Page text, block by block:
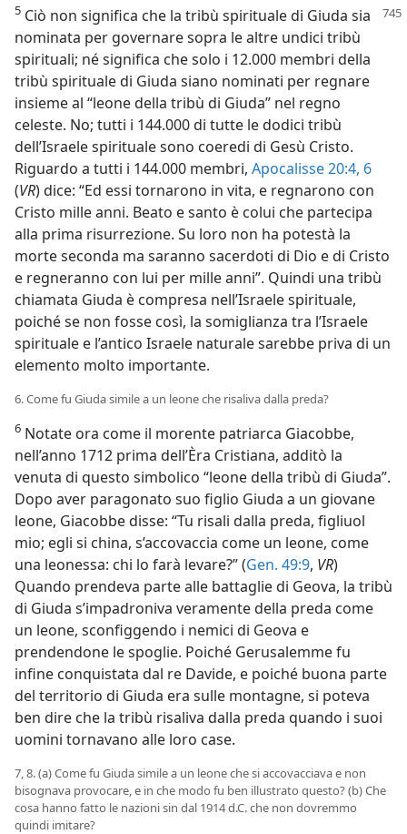
5 Ciò non significa che la tribù spiritualedi Giuda sia
nominata per governare sopra le altre undici tribù
spirituali; né significa che solo i 12.000 membri della
tribù spirituale di Giuda siano nominati per regnare
insieme al “leone della tribù di Giuda” nel regno
celeste. No; tutti i 144.000 di tutte le dodici tribù
dell’Israele spirituale sono coeredi di Gesù Cristo.
Riguardo a tutti i 144.000 membri, Apocalisse 20:4, 6
(VR) dice: “Ed essi tornarono in vita, e regnarono con
Cristo mille anni. Beato e santo è colui che partecipa
alla prima risurrezione. Su loro non ha potestà la
morte seconda ma saranno sacerdoti di Dio e di Cristo
e regneranno con lui per mille anni”. Quindi una tribù
chiamata Giuda è compresa nell’Israele spirituale,
poiché se non fosse così, la somiglianza tra l’Israele
spirituale e l’antico Israele naturale sarebbe priva di un
elemento molto importante.
6. Come fu Giuda simile a un leone che risaliva dalla preda?
6 Notate ora come il morente patriarca Giacobbe,
nell’anno 1712 prima dell’Èra Cristiana, additò la
venuta di questo simbolico “leone della tribù di Giuda”.
Dopo aver paragonato suo figlio Giuda a un giovane
leone, Giacobbe disse: “Tu risali dalla preda, figliuol
mio; egli si china, s’accovaccia come un leone, come
una leonessa: chi lo farà levare?” (Gen. 49:9, VR)
Quando prendeva parte alle battaglie di Geova, la tribù
di Giuda s’impadroniva veramente della preda come
un leone, sconfiggendo i nemici di Geova e
prendendone le spoglie. Poiché Gerusalemme fu
infine conquistata dal re Davide, e poiché buona parte
del territorio di Giuda era sulle montagne, si poteva
ben dire che la tribù risaliva dalla preda quando i suoi
uomini tornavano alle loro case.
7, 8. (a) Come fu Giuda simile a un leone che si accovacciava e non
bisognava provocare, e in che modo fu ben illustrato questo? (b) Che
cosa hanno fatto le nazioni sin dal 1914 d.C. che non dovremmo
quindi imitare?